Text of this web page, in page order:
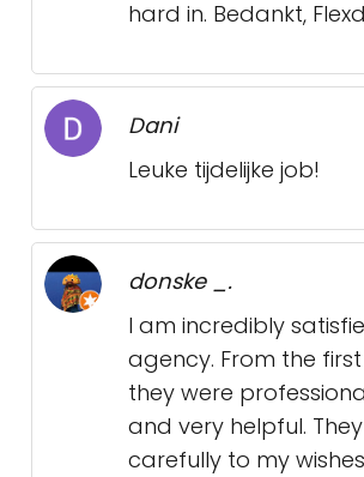
hard in. Bedankt,
Dani
Leuke tijdelijke job!
donske _.
I am incredibly
agency. From the
they were
and very helpful.
carefully to my